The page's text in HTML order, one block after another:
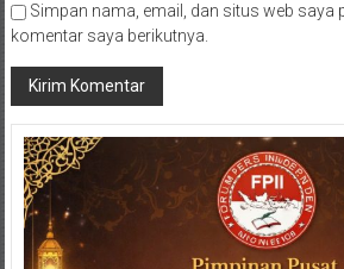
Simpan nama, email, dan situs web saya
komentar saya berikutnya.